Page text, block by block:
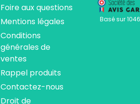
Foire aux questions
Mentions légales
Conditions
générales de
ventes
Rappel produits
Contactez-nous
Droit de
Basé sur